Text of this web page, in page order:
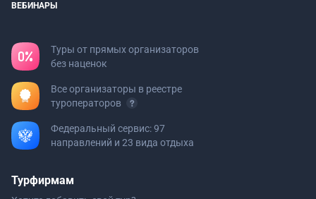
ВЕБИНАРЫ
Туры от прямых организаторов
без наценок
Все организаторы в реестре
туроператоров
Федеральный сервис: 97
направлений и 23 вида отдыха
Турфирмам